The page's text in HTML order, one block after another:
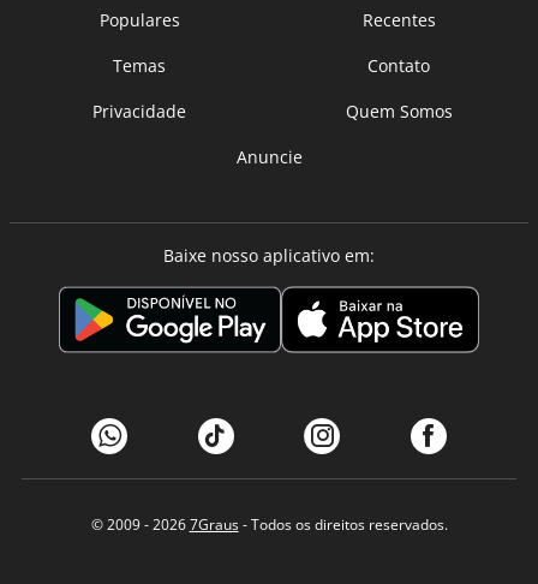
Populares
Recentes
Temas
Contato
Privacidade
Quem Somos
Anuncie
Baixe nosso aplicativo em:
© 2009 - 20267Graus- Todos os direitos reservados.